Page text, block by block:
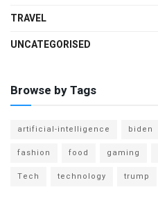
TRAVEL
UNCATEGORISED
Browse by Tags
artificial-intelligence biden
fashion
food gaming
Tech
technology trump